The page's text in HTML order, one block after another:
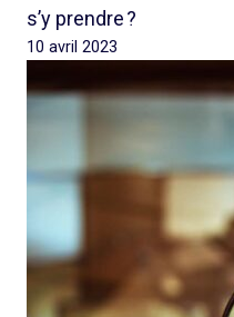
s’y prendre ?
10 avril 2023